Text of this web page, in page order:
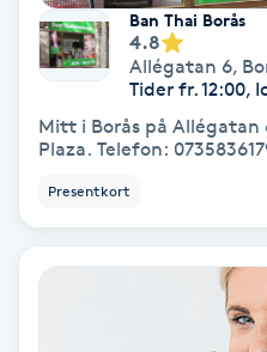
Barnklippning
Bottenfärg
Ban Thai Borås
4.8
Allégatan 6,
Tider fr. 12:00,
Mitt i Borås på
Plaza. Telefon:
Presentkort